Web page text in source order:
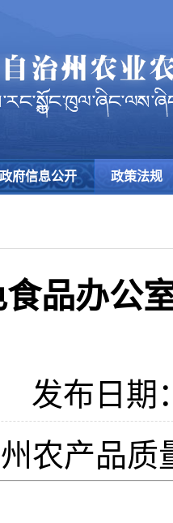
政府信息公开 政策法规
品办公
发布日期
农产品质